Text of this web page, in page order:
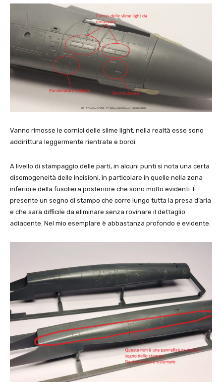
Vanno rimosse le cornici delle slime light, nella realtà esse sono
addirittura leggermente rientrate e bordi.
A livello di stampaggio delle parti, in alcuni punti si nota una certa
disomogeneità delle incisioni, in particolare in quelle nella zona
inferiore della fusoliera posteriore che sono molto evidenti. È
presente un segno di stampo che corre lungo tutta la presa d’aria
e che sarà difficile da eliminare senza rovinare il dettaglio
adiacente. Nel mio esemplare è abbastanza profondo e evidente.